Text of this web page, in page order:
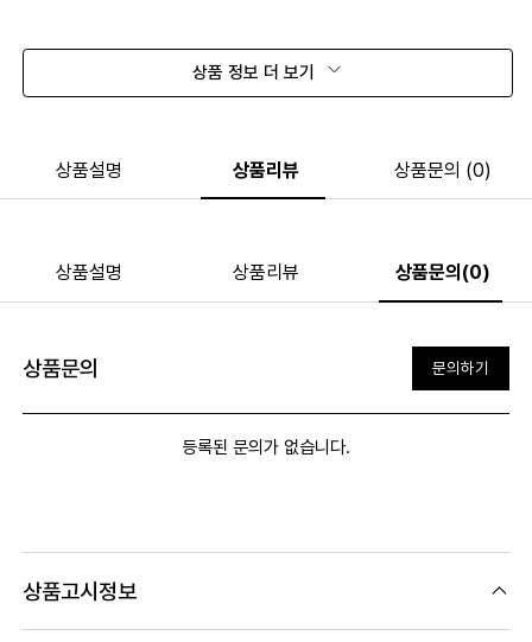
상품 정보 더 보기
상품설명 상품리뷰 상품문의 (0)
상품설명 상품리뷰 상품문의(0)
상품문의 문의하기
등록된 문의가 없습니다.
상품고시정보